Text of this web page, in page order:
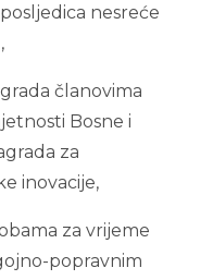
nesreće
članovima
Bosne i
za
inovacije,
za vrijeme
popravnim